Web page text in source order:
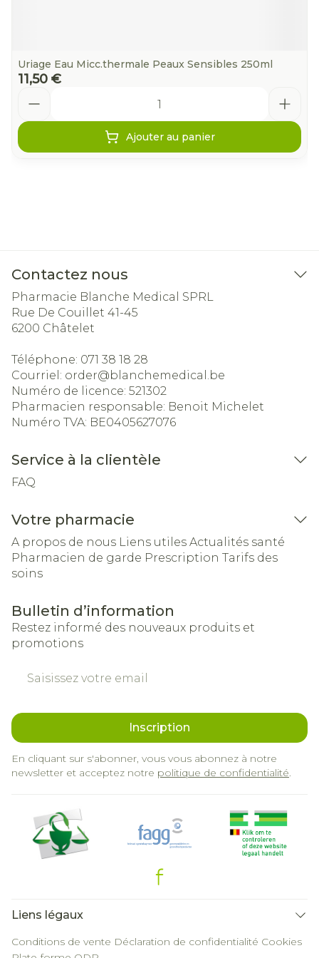
Uriage Eau Micc.thermale Peaux Sensibles 250ml
11,50 €
Ajouter au panier
Contactez nous
Pharmacie Blanche Medical SPRL
Rue De Couillet 41-45
6200 Châtelet
Téléphone: 071 38 18 28
Courriel: order@blanchemedical.be
Numéro de licence: 521302
Pharmacien responsable: Benoit Michelet
Numéro TVA: BE0405627076
Service à la clientèle
FAQ
Votre pharmacie
A propos de nous Liens utiles Actualités santé
Pharmacien de garde Prescription Tarifs des
soins
Bulletin d’information
Restez informé des nouveaux produits et
promotions
Inscription
En cliquant sur s'abonner, vous vous abonnez à notre
newsletter et acceptez notre politique de confidentialité.
Liens légaux
Conditions de vente Déclaration de confidentialité Cookies